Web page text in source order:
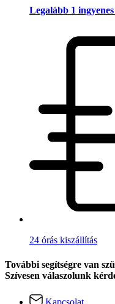
Legalább 1
24 órás kiszállítás
További segítségre van
Szívesen válaszolunk
Kapcsolat